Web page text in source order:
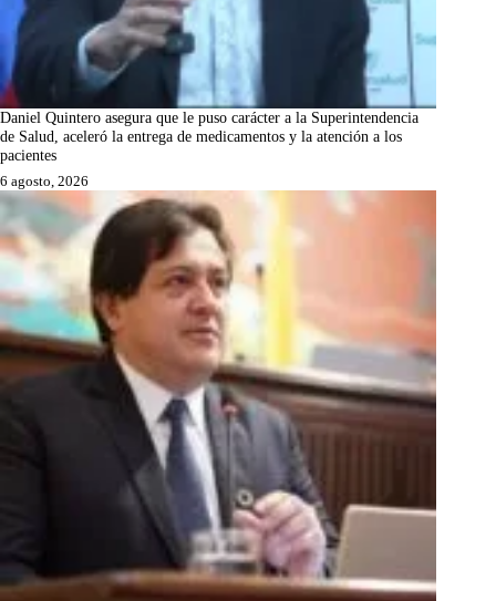
Daniel Quintero asegura que le puso carácter a la Superintendencia
de Salud, aceleró la entrega de medicamentos y la atención a los
pacientes
6 agosto, 2026